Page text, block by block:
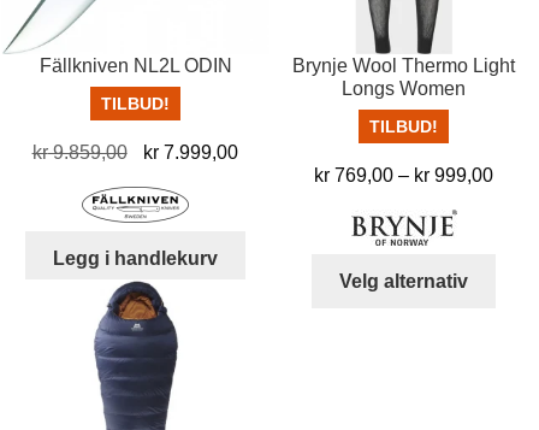
Fällkniven NL2L ODIN
TILBUD!
kr9.859,00
Opprinnelig
var:
kr 7.999,00Nåværende
Legg i handlekurv
Brynje Wool Thermo Light
Longs Women
TILBUD!
kr 769,00 – kr 999,00
Velg alternativ